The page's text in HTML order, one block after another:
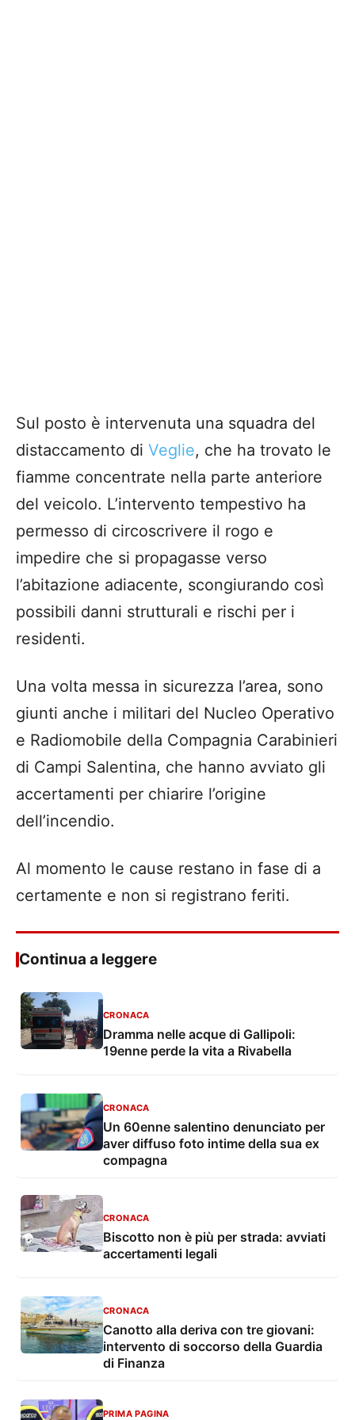
Sul posto è intervenuta una squadra del
distaccamento di Veglie, che ha trovato le
fiamme concentrate nella parte anteriore
del veicolo. L’intervento tempestivo ha
permesso di circoscrivere il rogo e
impedire che si propagasse verso
l’abitazione adiacente, scongiurando così
possibili danni strutturali e rischi per i
residenti.
Una volta messa in sicurezza l’area, sono
giunti anche i militari del Nucleo Operativo
e Radiomobile della Compagnia Carabinieri
di Campi Salentina, che hanno avviato gli
accertamenti per chiarire l’origine
dell’incendio.
Al momento le cause restano in fase di a
certamente e non si registrano feriti.
Continua a leggere
CRONACA
Dramma nelle acque di Gallipoli:
19enne perde la vita a Rivabella
CRONACA
Un 60enne salentino denunciato per
aver diffuso foto intime della sua ex
compagna
CRONACA
Biscotto non è più per strada: avviati
accertamenti legali
CRONACA
Canotto alla deriva con tre giovani:
intervento di soccorso della Guardia
di Finanza
PRIMA PAGINA